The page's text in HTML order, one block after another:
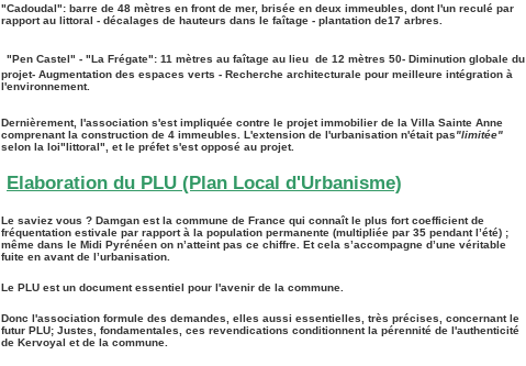
"Cadoudal": barre de 48 mètres en front de mer, brisée en deux immeubles, dont l'un reculé par
rapport au littoral - décalages de hauteurs dans le faîtage - plantation de17 arbres.
"Pen Castel" - "La Frégate": 11 mètres au faîtage au lieu de 12 mètres 50- Diminution globale du
projet- Augmentation des espaces verts - Recherche architecturale pour meilleure intégration à
l'environnement.
Dernièrement, l'association s'est impliquée contre le projet immobilier de la Villa Sainte Anne
comprenant la construction de 4 immeubles. L'extension de l'urbanisation n'était pas"limitée"
selon la loi"littoral", et le préfet s'est opposé au projet.
Elaboration du PLU (Plan Local d'Urbanisme)
Le saviez vous ? Damgan est la commune de France qui connaît le plus fort coefficient de
fréquentation estivale par rapport à la population permanente (multipliée par 35 pendant l’été) ;
même dans le Midi Pyrénéen on n’atteint pas ce chiffre. Et cela s’accompagne d’une véritable
fuite en avant de l’urbanisation.
Le PLU est un document essentiel pour l'avenir de la commune.
Donc l'association formule des demandes, elles aussi essentielles, très précises, concernant le
futur PLU; Justes, fondamentales, ces revendications conditionnent la pérennité de l'authenticité
de Kervoyal et de la commune.